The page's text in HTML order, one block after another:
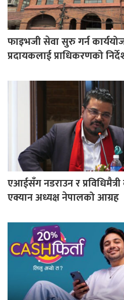
फाइभजी सेवा सुरु गर्न
प्रदायकलाई प्राधिकरणको
एआईसँग नडराउन र
एक्यान अध्यक्ष नेपालको आग्रह